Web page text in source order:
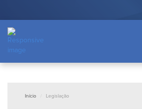
Início Legislação